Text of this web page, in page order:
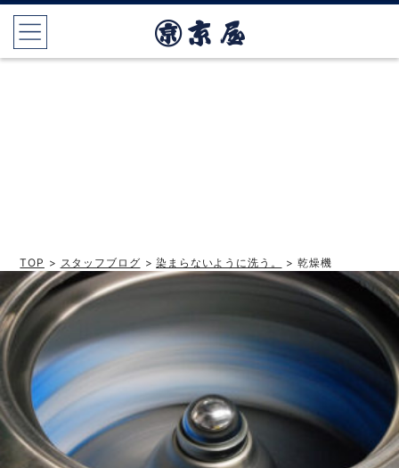
TOP > スタッフブログ >染まらないように洗う。 > 乾燥機